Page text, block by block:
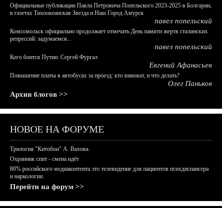
Официальные публикации Павла Петровича Попельского 2023-2025 в Болгарии,
в газетах Тихоокеанская Звезда и Наш Город Амурск
павел попельский
Комсомольск официально продолжает отмечать День памяти жертв сталинских
репрессий: задумаемся...
павел попельский
Кого боится Путин: Сергей Фургал
Евгений Афанасьев
Повышение платы в автобусах за проезд: кто виноват, и что делать?
Олег Паньков
Архив блогов >>
НОВОЕ НА ФОРУМЕ
Трилогия "Китобои" А. Вахова.
Охранник спит - смена идёт
80% российского медиаконтента это телевидение для пациентов психдиспансера
и наркологии.
Перейти на форум >>